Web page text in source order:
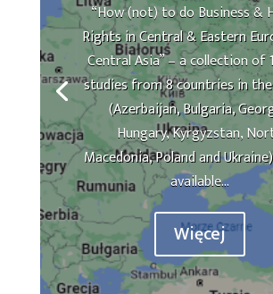
“How (not) to do Business &
Rights in Central & Eastern
Central Asia” – a collection of
studies from 8 countries in
(Azerbaijan, Bulgaria,
Hungary, Kyrgyzstan,
Macedonia, Poland and
available...
Więcej